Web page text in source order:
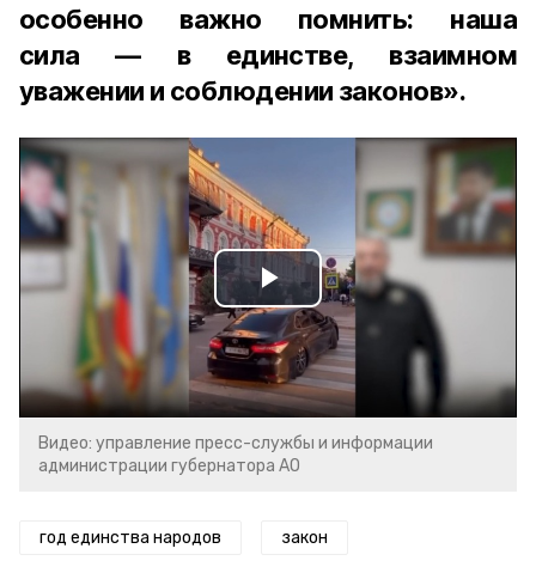
особенно важно помнить: наша
сила — в единстве, взаимном
уважении и соблюдении законов».
Play
Video
Видео: управление пресс-службы и информации
администрации губернатора АО
год единства народов закон